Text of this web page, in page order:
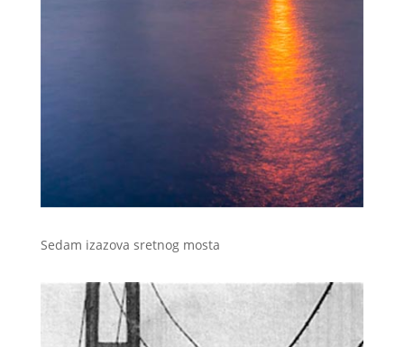
Sedam izazova sretnog mosta